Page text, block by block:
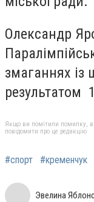
Олександр
змаганнях із
результатом
Якщо ви помітили помилку,
повідомити про це редакцію
#спорт #кременчук
Эвелина